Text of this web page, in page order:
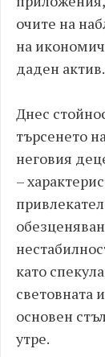
очите на
на
даден актив.
Днес
търсенето
неговия
–
като
световната
основен
утре.